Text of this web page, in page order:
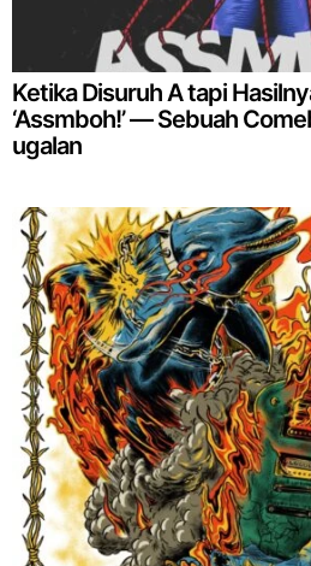
Ketika Disuruh A tapi
‘Assmboh!’ — Sebuah
ugalan